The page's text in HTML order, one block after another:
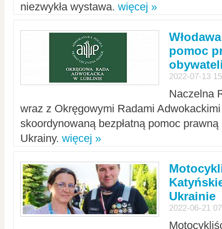
niezwykła wystawa. więcej »
pomoc
2022-07-13
Naczelna
wraz z Okręgowymi Radami Adwokackimi
skoordynowaną bezpłatną pomoc
Ukrainy. więcej »
Ukrainie
2022-06-21